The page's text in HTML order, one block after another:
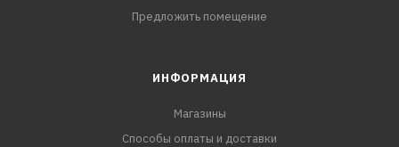
Предложить помещение
ИНФОРМАЦИЯ
Магазины
Способы оплаты и доставки